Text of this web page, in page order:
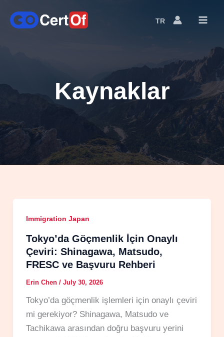
TRLanguage
Kaynaklar
Immigration Japan
Tokyo’da Göçmenlik İçin Onaylı
Çeviri: Shinagawa, Matsudo,
FRESC ve Başvuru Rehberi
Erin Chen / July 30, 2026
Tokyo’da göçmenlik işlemleri için onaylı çeviri
mi gerekiyor? Shinagawa, Matsudo ve
Tachikawa arasından doğru başvuru yerini